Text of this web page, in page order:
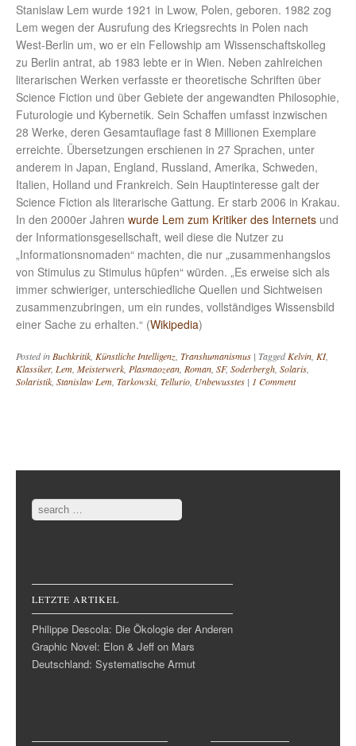
Stanislaw Lem wurde 1921 in Lwow, Polen, geboren. 1982 zog
Lem wegen der Ausrufung des Kriegsrechts in Polen nach
West-Berlin um, wo er ein Fellowship am Wissenschaftskolleg
zu Berlin antrat, ab 1983 lebte er in Wien. Neben zahlreichen
literarischen Werken verfasste er theoretische Schriften über
Science Fiction und über Gebiete der angewandten Philosophie,
Futurologie und Kybernetik. Sein Schaffen umfasst inzwischen
28 Werke, deren Gesamtauflage fast 8 Millionen Exemplare
erreichte. Übersetzungen erschienen in 27 Sprachen, unter
anderem in Japan, England, Russland, Amerika, Schweden,
Italien, Holland und Frankreich. Sein Hauptinteresse galt der
Science Fiction als literarische Gattung. Er starb 2006 in Krakau.
In den 2000er Jahren wurde Lem zum Kritiker des Internets und
der Informationsgesellschaft, weil diese die Nutzer zu
„Informationsnomaden“ machten, die nur „zusammenhangslos
von Stimulus zu Stimulus hüpfen“ würden. „Es erweise sich als
immer schwieriger, unterschiedliche Quellen und Sichtweisen
zusammenzubringen, um ein rundes, vollständiges Wissensbild
einer Sache zu erhalten.“ (Wikipedia)
Posted in Buchkritik Künstliche Intelligenz Transhumanismus | TaggedKelvin KI,
Klassiker, Lem Meisterwerk Plasmaozean Roman SF, Soderbergh Solaris
Solaristik Stanislaw Lem Tarkowski, Tellurio Unbewusstes | 1 Comment
Post navigation
Search
LETZTE ARTIKEL
Philippe Descola: Die Ökologie der Anderen
Graphic Novel: Elon & Jeff on Mars
Deutschland: Systematische Armut